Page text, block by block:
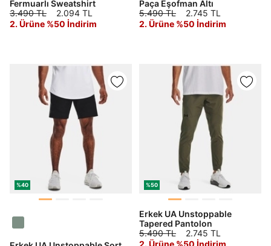
Fermuarlı Sweatshirt
3.490 TL
2.094 TL
2. Ürüne %50 İndirim
Paça Eşofman Altı
5.490 TL
2.745 TL
2. Ürüne %50 İndirim
%40 %50
Erkek UA Unstoppable
Tapered Pantolon
5.490 TL
2.745 TL
2. Ürüne %50 İndirim